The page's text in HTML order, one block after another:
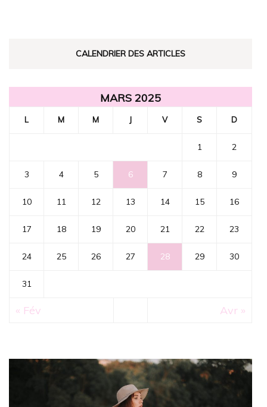
CALENDRIER DES ARTICLES
MARS 2025
L M M J V S D
1 2
3 4 5 6 7 8 9
10 11 12 13 14 15 16
17 18 19 20 21 22 23
24 25 26 27 28 29 30
31
« Fév Avr »